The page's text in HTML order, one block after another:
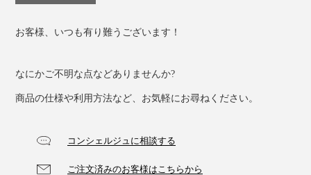
お客様、いつも有り難うございます！
なにかご不明な点などありませんか?
商品の仕様や利用方法など、お気軽にお尋ねください。
コンシェルジュに相談する
ご注文済みのお客様はこちらから